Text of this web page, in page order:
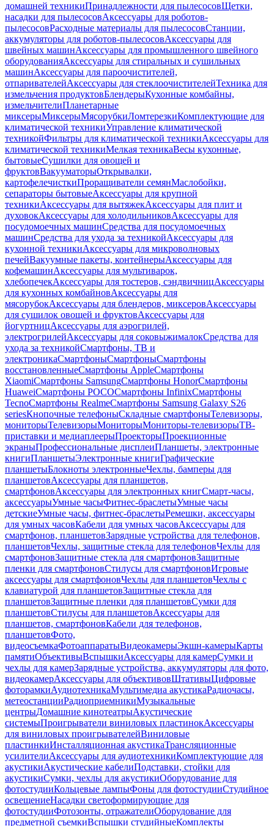
домашней техникиПринадлежности для пылесосовЩетки,
насадки для пылесосовАксессуары для роботов-
пылесосовРасходные материалы для пылесосовСтанции,
аккумуляторы для роботов-пылесосовАксессуары для
швейных машинАксессуары для промышленного швейного
оборудованияАксессуары для стиральных и сушильных
машинАксессуары для пароочистителей,
отпаривателейАксессуары для стеклоочистителейТехника для
измельчения продуктовБлендерыКухонные комбайны,
измельчителиПланетарные
миксерыМиксерыМясорубкиЛомтерезкиКомплектующие для
климатической техникиУправление климатической
техникойФильтры для климатической техникиАксессуары для
климатической техникиМелкая техникаВесы кухонные,
бытовыеСушилки для овощей и
фруктовВакууматорыОткрывалки,
картофелечисткиПроращиватели семянМаслобойки,
сепараторы бытовыеАксессуары для крупной
техникиАксессуары для вытяжекАксессуары для плит и
духовокАксессуары для холодильниковАксессуары для
посудомоечных машинСредства для посудомоечных
машинСредства для ухода за техникойАксессуары для
кухонной техникиАксессуары для микроволновых
печейВакуумные пакеты, контейнерыАксессуары для
кофемашинАксессуары для мультиварок,
хлебопечекАксессуары для тостеров, сэндвичницАксессуары
для кухонных комбайновАксессуары для
мясорубокАксессуары для блендеров, миксеровАксессуары
для сушилок овощей и фруктовАксессуары для
йогуртницАксессуары для аэрогрилей,
электрогрилейАксессуары для соковыжималокСредства для
ухода за техникойСмартфоны, ТВ и
электроникаСмартфоныСмартфоныСмартфоны
восстановленныеСмартфоны AppleСмартфоны
XiaomiСмартфоны SamsungСмартфоны HonorСмартфоны
HuaweiСмартфоны POCOСмартфоны InfinixСмартфоны
TecnoСмартфоны RealmeСмартфоны Samsung Galaxy S26
seriesКнопочные телефоныСкладные смартфоныТелевизоры,
мониторыТелевизорыМониторыМониторы-телевизорыТВ-
приставки и медиаплеерыПроекторыПроекционные
экраныПрофессиональные дисплеиПланшеты, электронные
книгиПланшетыЭлектронные книгиГрафические
планшетыБлокноты электронныеЧехлы, бамперы для
планшетовАксессуары для планшетов,
смартфоновАксессуары для электронных книгСмарт-часы,
аксессуарыУмные часыФитнес-браслетыУмные часы
детскиеУмные часы, фитнес-браслетыРемешки, аксессуары
для умных часовКабели для умных часовАксессуары для
смартфонов, планшетовЗарядные устройства для телефонов,
планшетовЧехлы, защитные стекла для телефоновЧехлы для
смартфоновЗащитные стекла для смартфоновЗащитные
пленки для смартфоновСтилусы для смартфоновИгровые
аксессуары для смартфоновЧехлы для планшетовЧехлы с
клавиатурой для планшетовЗащитные стекла для
планшетовЗащитные пленки для планшетовСумки для
планшетовСтилусы для планшетовАксессуары для
планшетов, смартфоновКабели для телефонов,
планшетовФото,
видеосъемкаФотоаппаратыВидеокамерыЭкшн-камерыКарты
памятиОбъективыВспышкиАксессуары для камерСумки и
чехлы для камерЗарядные устройства, аккумуляторы для фото,
видеокамерАксессуары для объективовШтативыЦифровые
фоторамкиАудиотехникаМультимедиа акустикаРадиочасы,
метеостанцииРадиоприемникиМузыкальные
центрыДомашние кинотеатрыАкустические
системыПроигрыватели виниловых пластинокАксессуары
для виниловых проигрывателейВиниловые
пластинкиИнсталляционная акустикаТрансляционные
усилителиАксессуары для аудиотехникиКомплектующие для
акустикиАкустические кабелиПодставки, стойки для
акустикиСумки, чехлы для акустикиОборудование для
фотостудииКольцевые лампыФоны для фотостудииСтудийное
освещениеНасадки светоформирующие для
фотостудииФотозонты, отражателиОборудование для
предметной съемкиВспышки студийныеКомплекты